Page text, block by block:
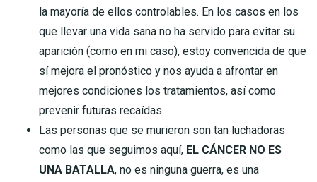
la mayoría de ellos controlables. En los casos en los
que llevar una vida sana no ha servido para evitar su
aparición (como en mi caso), estoy convencida de que
sí mejora el pronóstico y nos ayuda a afrontar en
mejores condiciones los tratamientos, así como
prevenir futuras recaídas.
Las personas que se murieron son tan luchadoras
como las que seguimos aquí, EL CÁNCER NO ES
UNA BATALLA, no es ninguna guerra, es una